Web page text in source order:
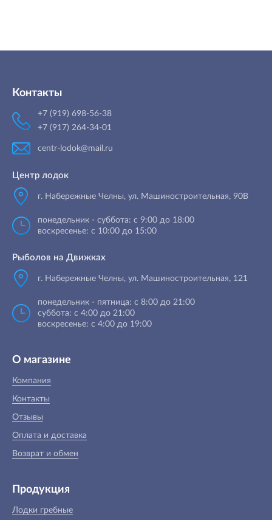
Контакты
+7 (919) 698-56-38
+7 (917) 264-34-01
centr-lodok@mail.ru
Центр лодок
г. Набережные Челны, ул. Машиностроительная, 90B
понедельник - суббота: с 9:00 до 18:00
воскресенье: с 10:00 до 15:00
Рыболов на Движках
г. Набережные Челны, ул. Машиностроительная, 121
понедельник - пятница: с 8:00 до 21:00
суббота: с 4:00 до 21:00
воскресенье: с 4:00 до 19:00
О магазине
Компания
Контакты
Отзывы
Оплата и доставка
Возврат и обмен
Продукция
Лодки гребные